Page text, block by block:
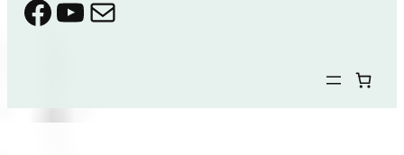
Facebook
YouTube
Mail